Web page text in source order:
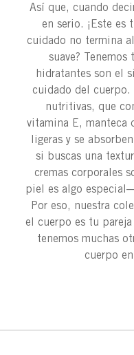
Así que, cuando
en serio. ¡Este es
cuidado no termina
suave?
hidratantes son el
cuidado del cuerpo.
nutritivas, que
vitamina E, manteca
ligeras y se
si buscas una
cremas corporales
piel es algo
Por eso, nuestra
el cuerpo es tu
tenemos muchas
cuerpo